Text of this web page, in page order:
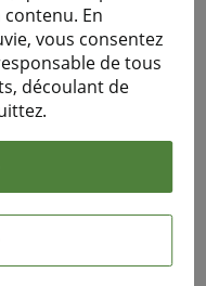
En
vous consentez
de tous
découlant de
dépenses liées
d’urgence et aux
étudient à temps
étudient à temps
de